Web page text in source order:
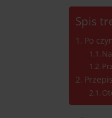
Spis
Po